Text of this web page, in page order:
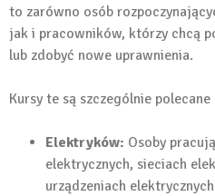
to zarówno osób
jak i pracowników, którzy chcą
lub zdobyć nowe uprawnienia.
Kursy te są szczególnie polecane
Elektryków: Osoby
elektrycznych, sieciach
urządzeniach